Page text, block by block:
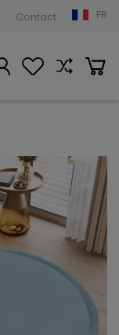
Contact FR